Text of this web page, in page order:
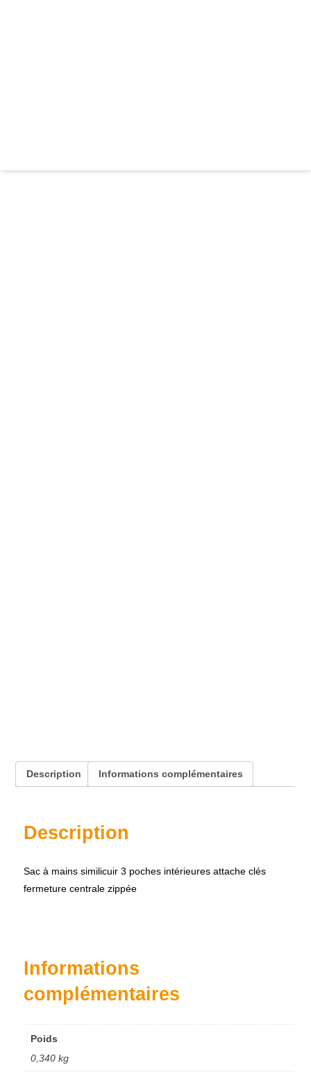
Contact
Description Informations complémentaires
Description
Sac à mains similicuir 3 poches intérieures attache clés
fermeture centrale zippée
Informations
complémentaires
Poids
0,340 kg